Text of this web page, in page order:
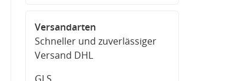
Versandarten
Schneller und zuverlässiger
Versand DHL